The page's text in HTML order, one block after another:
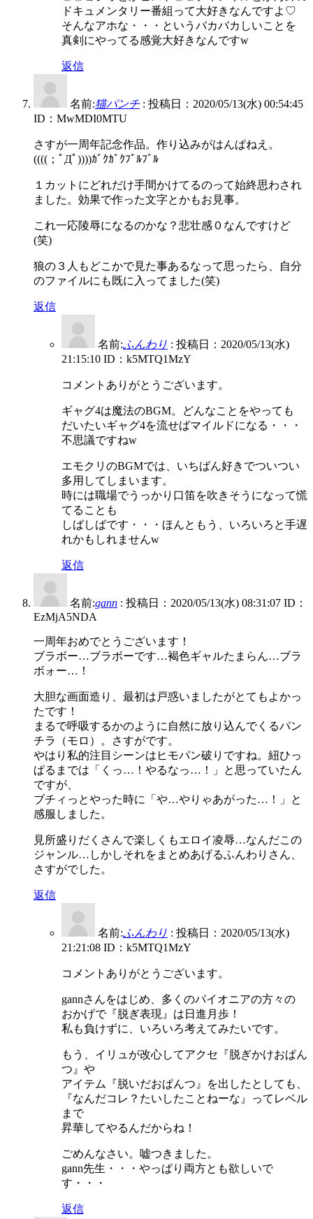
ドキュメンタリー番組って大好きなんですよ♡
そんなアホな・・・というバカバカしいことを
真剣にやってる感覚大好きなんですw
返信
名前:猫パンチ : 投稿日：2020/05/13(水) 00:54:45
ID：MwMDI0MTU
さすが一周年記念作品。作り込みがはんぱねえ。
((((；ﾟДﾟ))))ｶﾞｸｶﾞｸﾌﾞﾙﾌﾞﾙ
１カットにどれだけ手間かけてるのって始終思わされ
ました。効果で作った文字とかもお見事。
これ一応陵辱になるのかな？悲壮感０なんですけど
(笑)
狼の３人もどこかで見た事あるなって思ったら、自分
のファイルにも既に入ってました(笑)
返信
名前:ふんわり : 投稿日：2020/05/13(水)
21:15:10 ID：k5MTQ1MzY
コメントありがとうございます。
ギャグ4は魔法のBGM。どんなことをやっても
だいたいギャグ4を流せばマイルドになる・・・
不思議ですねw
エモクリのBGMでは、いちばん好きでついつい
多用してしまいます。
時には職場でうっかり口笛を吹きそうになって慌
てることも
しばしばです・・・ほんともう、いろいろと手遅
れかもしれませんw
返信
名前:gann : 投稿日：2020/05/13(水) 08:31:07 ID：
EzMjA5NDA
一周年おめでとうございます！
ブラボー…ブラボーです…褐色ギャルたまらん…ブラ
ボォー…！
大胆な画面造り、最初は戸惑いましたがとてもよかっ
たです！
まるで呼吸するかのように自然に放り込んでくるパン
チラ（モロ）。さすがです。
やはり私的注目シーンはヒモパン破りですね。紐ひっ
ぱるまでは「くっ…！やるなっ…！」と思っていたん
ですが、
ブチィっとやった時に「や…やりゃあがった…！」と
感服しました。
見所盛りだくさんで楽しくもエロイ凌辱…なんだこの
ジャンル…しかしそれをまとめあげるふんわりさん、
さすがでした。
返信
名前:ふんわり : 投稿日：2020/05/13(水)
21:21:08 ID：k5MTQ1MzY
コメントありがとうございます。
gannさんをはじめ、多くのパイオニアの方々の
おかげで『脱ぎ表現』は日進月歩！
私も負けずに、いろいろ考えてみたいです。
もう、イリュが改心してアクセ『脱ぎかけおぱん
つ』や
アイテム『脱いだおぱんつ』を出したとしても、
『なんだコレ？たいしたことねーな』ってレベル
まで
昇華してやるんだからね！
ごめんなさい。嘘つきました。
gann先生・・・やっぱり両方とも欲しいで
す・・・
返信